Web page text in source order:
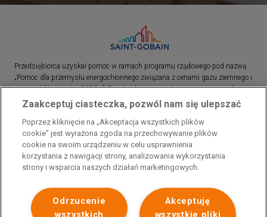
Przedsiębiorca uzyskał pomoc w ramach programu rządowego pod nazwą
„Pomoc dla przemysłu energochłonnego związana z cenami gazu ziemnego i
energii elektrycznej w 2023 r.”. Przedsiębiorca uzyskał pomoc w ramach
programu rządowego pod nazwą: „Pomoc dla sektorów energochłonnych
związana z nagłymi wzrostami cen gazu ziemnego i energii elektrycznej w
2022 r.”
Zaakceptuj ciasteczka, pozwól nam się ulepszać
Poprzez kliknięcie na „Akceptacja wszystkich plików
cookie” jest wyrażona zgoda na przechowywanie plików
cookie na swoim urządzeniu w celu usprawnienia
korzystania z nawigacji strony, analizowania wykorzystania
strony i wsparcia naszych działań marketingowych.
Akceptuję
wszystkie pliki
Odrzucenie
wszystkich